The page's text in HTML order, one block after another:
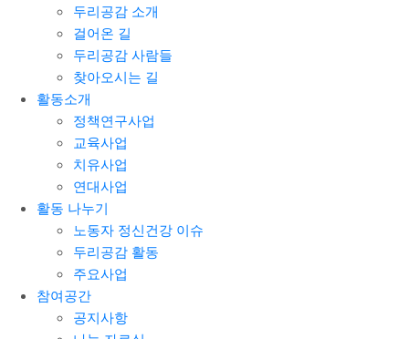
두리공감 소개
걸어온 길
두리공감 사람들
찾아오시는 길
활동소개
정책연구사업
교육사업
치유사업
연대사업
활동 나누기
노동자 정신건강 이슈
두리공감 활동
주요사업
참여공간
공지사항